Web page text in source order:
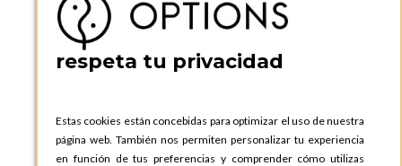
ESPAñA
Teléfono:
+34 935 724 041
OPTIONS BARCELONA SHOWROOM
ESPAñA
Teléfono:+34 935 724 041
respeta tu privacidad
Estas cookies están concebidas para optimizar el uso de nuestra
página web. También nos permiten personalizar tu experiencia
en función de tus preferencias y comprender cómo utilizas